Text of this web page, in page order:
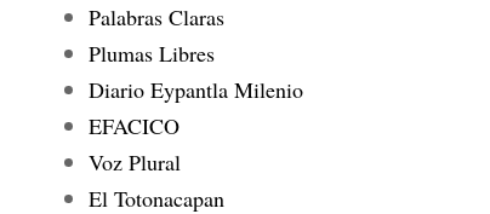
Palabras Claras
Plumas Libres
Diario Eypantla Milenio
EFACICO
Voz Plural
El Totonacapan